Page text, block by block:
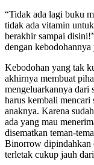
“Tidak ada lagi buku
tidak ada vitamin
berakhir sampai
dengan
Kebodohan yang tak
akhirnya membuat
mengeluarkannya dari
harus kembali mencari
anaknya. Karena
ada yang mau
disematkan teman-
Binorrow dipindahkan
terletak cukup jauh